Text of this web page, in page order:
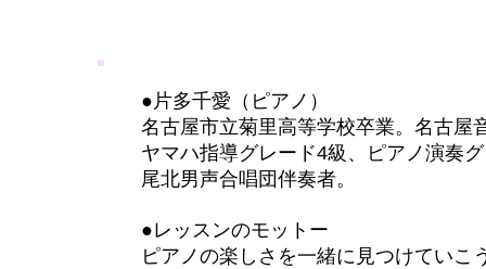
●片多千愛（ピアノ）
名古屋市立菊里高等学校卒業。名古屋
ヤマハ指導グレード4級、ピアノ演奏
尾北男声合唱団伴奏者。
●レッスンのモットー
ピアノの楽しさを一緒に見つけてい